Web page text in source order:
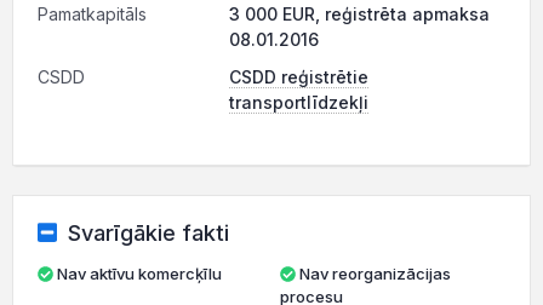
Pamatkapitāls
3 000 EUR, reģistrēta apmaksa
08.01.2016
CSDD
CSDD reģistrētie
transportlīdzekļi
Svarīgākie fakti
Nav aktīvu komercķīlu
Nav reorganizācijas
procesu